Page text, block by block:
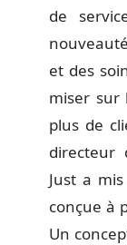
de
et des
miser sur
plus de
directeur
Just a
conçue à
Un